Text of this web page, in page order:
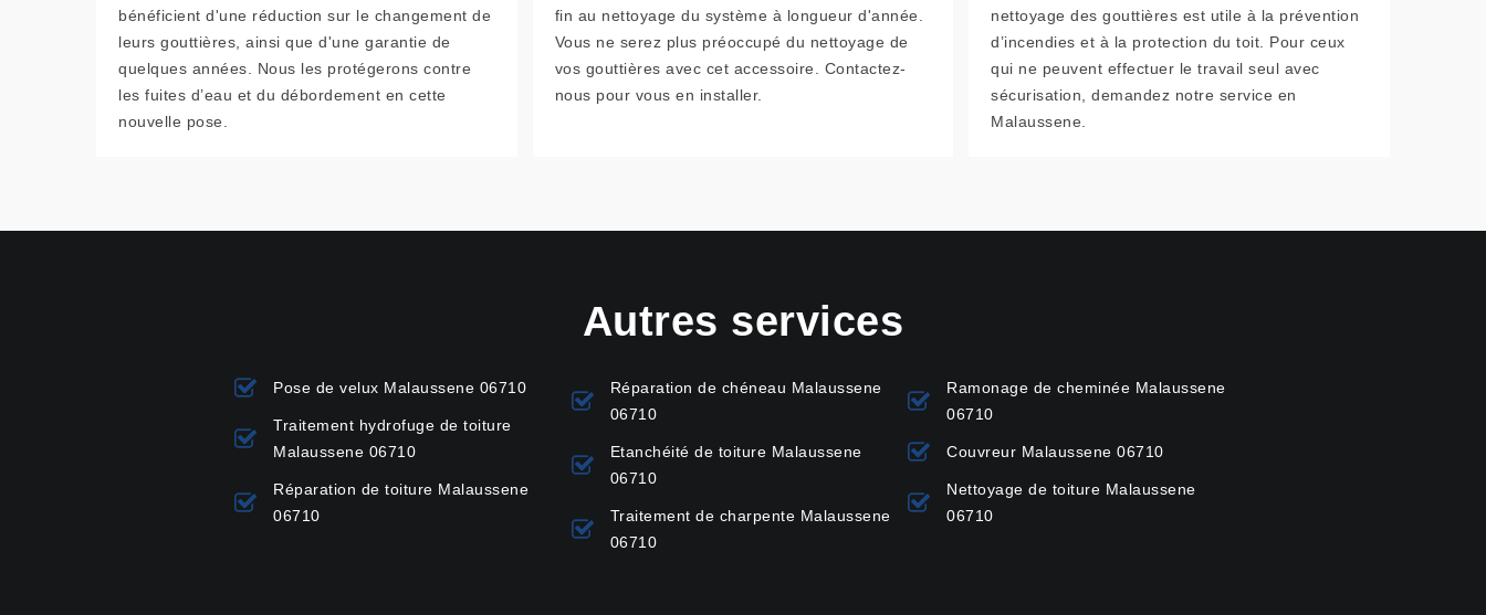
bénéficient d'une réduction sur le changement de
leurs gouttières, ainsi que d'une garantie de
quelques années. Nous les protégerons contre
les fuites d’eau et du débordement en cette
nouvelle pose.
fin au nettoyage du système à longueur d'année.
Vous ne serez plus préoccupé du nettoyage de
vos gouttières avec cet accessoire. Contactez-
nous pour vous en installer.
nettoyage des gouttières est utile à la prévention
d’incendies et à la protection du toit. Pour ceux
qui ne peuvent effectuer le travail seul avec
sécurisation, demandez notre service en
Malaussene.
Autres services
Pose de velux Malaussene 06710
Traitement hydrofuge de toiture
Malaussene 06710
Réparation de toiture Malaussene
06710
Réparation de chéneau Malaussene
06710
Etanchéité de toiture Malaussene
06710
Traitement de charpente Malaussene
06710
Ramonage de cheminée Malaussene
06710
Couvreur Malaussene 06710
Nettoyage de toiture Malaussene
06710